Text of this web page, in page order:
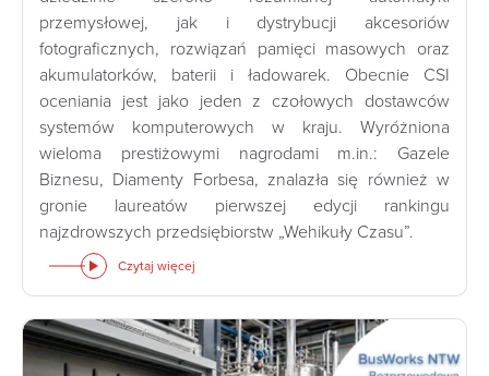
przemysłowej, jak i dystrybucji akcesoriów
fotograficznych, rozwiązań pamięci masowych oraz
akumulatorków, baterii i ładowarek. Obecnie CSI
oceniania jest jako jeden z czołowych dostawców
systemów komputerowych w kraju. Wyróżniona
wieloma prestiżowymi nagrodami m.in.: Gazele
Biznesu, Diamenty Forbesa, znalazła się również w
gronie laureatów pierwszej edycji rankingu
najzdrowszych przedsiębiorstw „Wehikuły Czasu”.
Czytaj więcej